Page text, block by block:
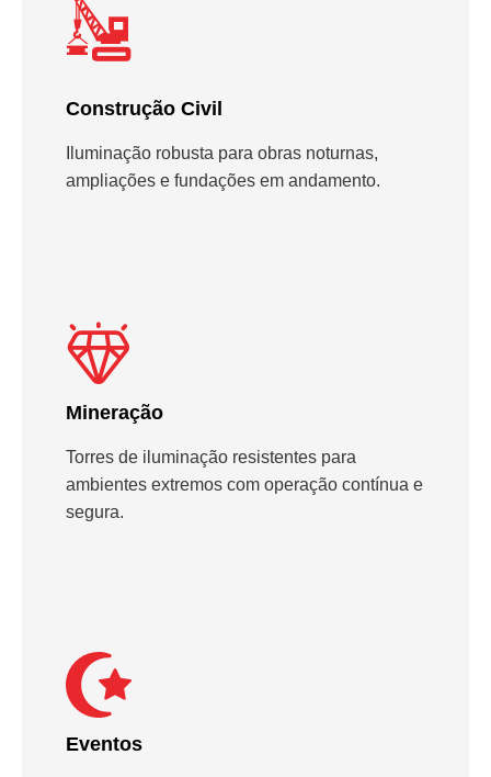
Construção Civil
Iluminação robusta para obras noturnas,
ampliações e fundações em andamento.
Mineração
Torres de iluminação resistentes para
ambientes extremos com operação contínua e
segura.
Eventos